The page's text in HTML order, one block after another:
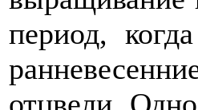
период,